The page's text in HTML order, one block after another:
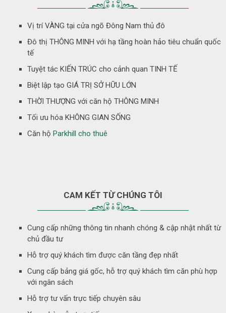
Vị trí VÀNG tại cửa ngõ Đông Nam thủ đô
Đô thị THÔNG MINH với hạ tầng hoàn hảo tiêu chuẩn quốc
tế
Tuyệt tác KIẾN TRÚC cho cảnh quan TINH TẾ
Biệt lập tạo GIÁ TRỊ SỞ HỮU LỚN
THỜI THƯỢNG với căn hộ THÔNG MINH
Tối ưu hóa KHÔNG GIAN SỐNG
Căn hộParkhill cho thuê
CAM KẾT TỪ CHÚNG TÔI
Cung cấp những thông tin nhanh chóng & cập nhật nhất từ
chủ đầu tư
Hỗ trợ quý khách tìm được căn tầng đẹp nhất
Cung cấp bảng giá gốc, hỗ trợ quý khách tìm căn phù hợp
với ngân sách
Hỗ trợ tư vấn trực tiếp chuyên sâu